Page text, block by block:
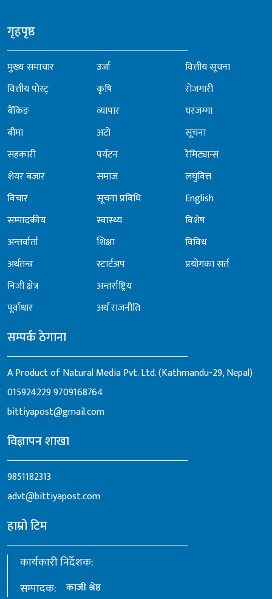
गृहपृष्ठ
मुख्य समाचार
वित्तीय पोस्ट्
बैंकिङ
बीमा
सहकारी
शेयर बजार
विचार
सम्पादकीय
अन्तर्वार्ता
अर्थतन्त्र
निजी क्षेत्र
पूर्वाधार
उर्जा
कृषि
व्यापार
अटो
पर्यटन
समाज
सूचना प्रविधि
स्वास्थ्य
शिक्षा
स्टार्टअप
अन्तर्राष्ट्रिय
अर्थ राजनीति
वित्तीय सूचना
रोजगारी
घरजग्गा
सूचना
रेमिट्यान्स
लघुवित्त
English
विशेष
विविध
प्रयोगका सर्त
सम्पर्क ठेगाना
A Product of Natural Media Pvt. Ltd. (Kathmandu-29, Nepal)
0159242299709168764
bittiyapost@gmail.com
विज्ञापन शाखा
9851182313
advt@bittiyapost.com
हाम्रो टिम
कार्यकारी निर्देशक:
सम्पादक:
काजी श्रेष्ठ